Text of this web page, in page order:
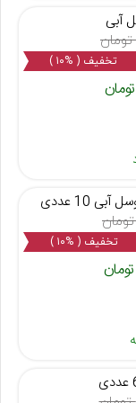
آبی
تخفیف ( %۱۰ )
10 عددی
تخفیف ( %۱۰ )